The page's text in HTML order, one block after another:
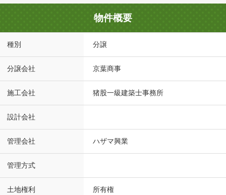
物件概要
種別 分譲
分譲会社 京葉商事
施工会社 猪股一級建築士事務所
設計会社
管理会社 ハザマ興業
管理方式
土地権利 所有権